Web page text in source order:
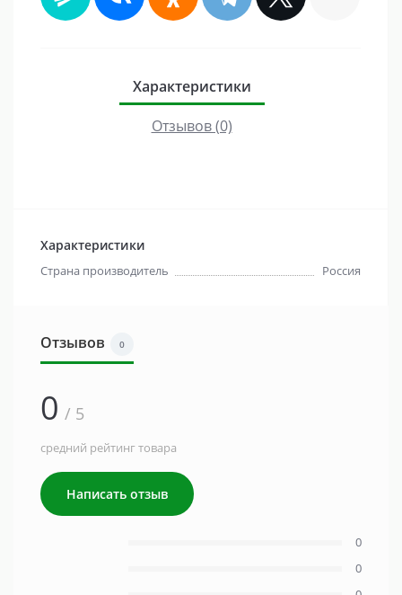
Характеристики
Отзывов (0)
Характеристики
Страна производитель Россия
Отзывов 0
0 / 5
средний рейтинг товара
Написать отзыв
0
0